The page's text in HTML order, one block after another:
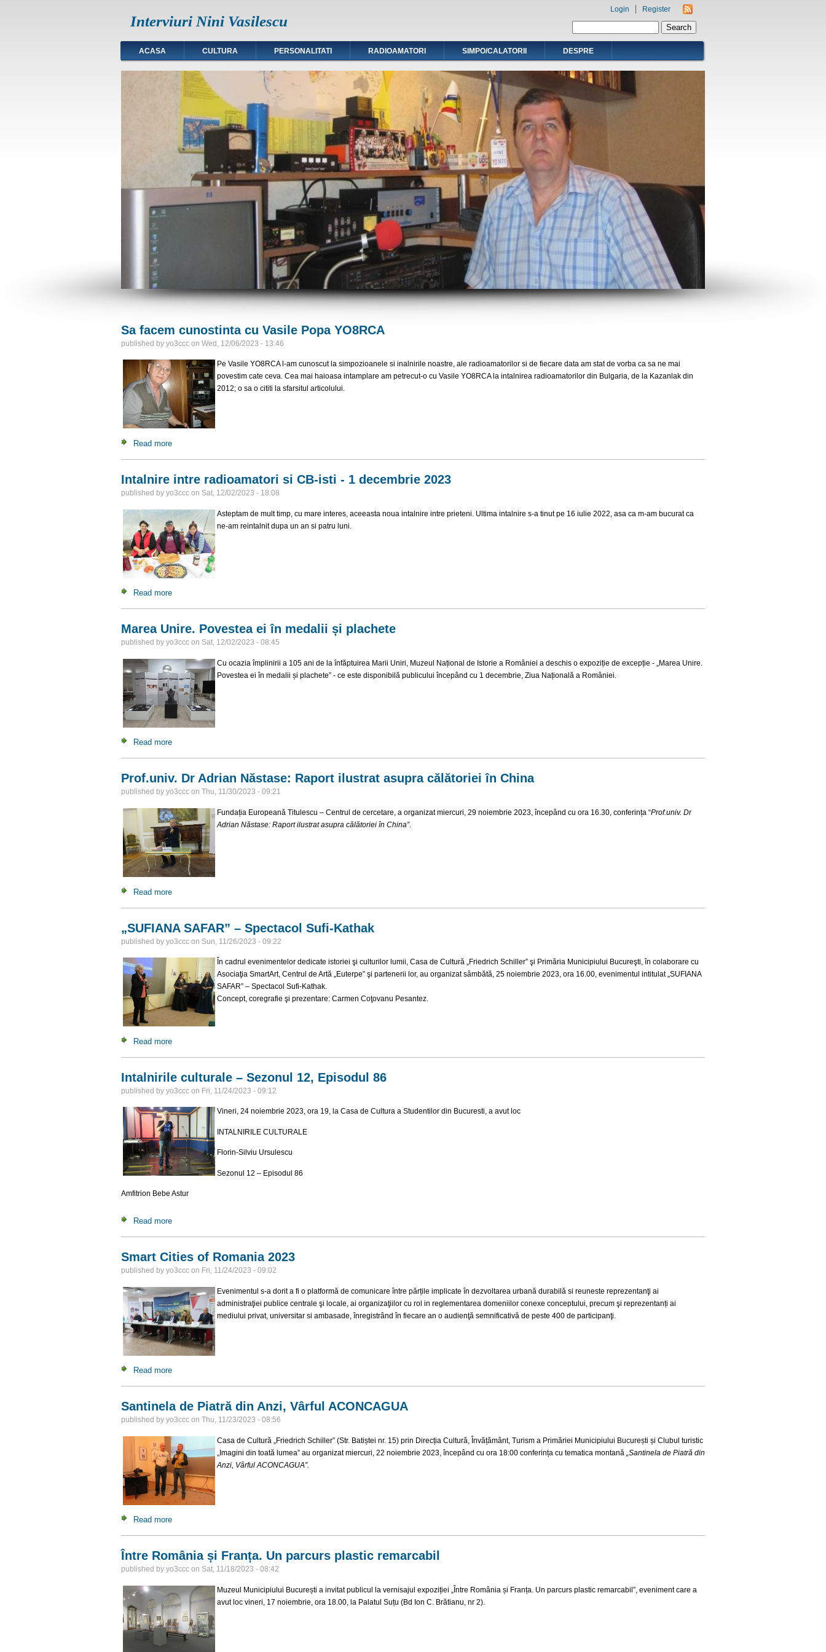
Interviuri Nini Vasilescu
Login Register
ACASA CULTURA PERSONALITATI RADIOAMATORI SIMPO/CALATORII DESPRE
Sa facem cunostinta cu Vasile Popa YO8RCA
published by yo3ccc on Wed, 12/06/2023 - 13:46
Pe Vasile YO8RCA l-am cunoscut la simpozioanele si inalnirile noastre, ale radioamatorilor si de fiecare data am stat de vorba ca sa ne mai
povestim cate ceva. Cea mai haioasa intamplare am petrecut-o cu Vasile YO8RCA la intalnirea radioamatorilor din Bulgaria, de la Kazanlak din
2012; o sa o cititi la sfarsitul articolului.
Read more
Intalnire intre radioamatori si CB-isti - 1 decembrie 2023
published by yo3ccc on Sat, 12/02/2023 - 18:08
Asteptam de mult timp, cu mare interes, aceeasta noua intalnire intre prieteni. Ultima intalnire s-a tinut pe 16 iulie 2022, asa ca m-am bucurat ca
ne-am reintalnit dupa un an si patru luni.
Read more
Marea Unire. Povestea ei în medalii și plachete
published by yo3ccc on Sat, 12/02/2023 - 08:45
Cu ocazia împlinirii a 105 ani de la înfăptuirea Marii Uniri, Muzeul Național de Istorie a României a deschis o expoziție de excepție - „Marea Unire.
Povestea ei în medalii și plachete” - ce este disponibilă publicului începând cu 1 decembrie, Ziua Națională a României.
Read more
Prof.univ. Dr Adrian Năstase: Raport ilustrat asupra călătoriei în China
published by yo3ccc on Thu, 11/30/2023 - 09:21
Fundația Europeană Titulescu – Centrul de cercetare, a organizat miercuri, 29 noiembrie 2023, începând cu ora 16.30, conferința “Prof.univ. Dr
Adrian Năstase: Raport ilustrat asupra călătoriei în China”.
Read more
„SUFIANA SAFAR” – Spectacol Sufi-Kathak
published by yo3ccc on Sun, 11/26/2023 - 09:22
În cadrul evenimentelor dedicate istoriei şi culturilor lumii, Casa de Cultură „Friedrich Schiller” şi Primăria Municipiului Bucureşti, în colaborare cu
Asociaţia SmartArt, Centrul de Artă „Euterpe” şi partenerii lor, au organizat sâmbătă, 25 noiembrie 2023, ora 16.00, evenimentul intitulat „SUFIANA
SAFAR” – Spectacol Sufi-Kathak.
Concept, coregrafie şi prezentare: Carmen Coţovanu Pesantez.
Read more
Intalnirile culturale – Sezonul 12, Episodul 86
published by yo3ccc on Fri, 11/24/2023 - 09:12
Vineri, 24 noiembrie 2023, ora 19, la Casa de Cultura a Studentilor din Bucuresti, a avut loc
INTALNIRILE CULTURALE
Florin-Silviu Ursulescu
Sezonul 12 – Episodul 86
Amfitrion Bebe Astur
Read more
Smart Cities of Romania 2023
published by yo3ccc on Fri, 11/24/2023 - 09:02
Evenimentul s-a dorit a fi o platformă de comunicare între părțile implicate în dezvoltarea urbană durabilă si reuneste reprezentanţi ai
administraţiei publice centrale şi locale, ai organizaţiilor cu rol in reglementarea domeniilor conexe conceptului, precum şi reprezentanți ai
mediului privat, universitar si ambasade, înregistrând în fiecare an o audienţă semnificativă de peste 400 de participanţi.
Read more
Santinela de Piatră din Anzi, Vârful ACONCAGUA
published by yo3ccc on Thu, 11/23/2023 - 08:56
Casa de Cultură „Friedrich Schiller” (Str. Batiștei nr. 15) prin Direcția Cultură, Învățământ, Turism a Primăriei Municipiului București și Clubul turistic
„Imagini din toată lumea” au organizat miercuri, 22 noiembrie 2023 , începând cu ora 18:00 conferința cu tematica montană „Santinela de Piatră din
Anzi, Vârful ACONCAGUA”.
Read more
Între România și Franța. Un parcurs plastic remarcabil
published by yo3ccc on Sat, 11/18/2023 - 08:42
Muzeul Municipiului București a invitat publicul la vernisajul expoziției „Între România și Franța. Un parcurs plastic remarcabil”, eveniment care a
avut loc vineri, 17 noiembrie, ora 18.00, la Palatul Suțu (Bd Ion C. Brătianu, nr 2).